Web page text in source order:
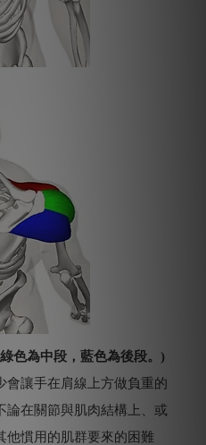
色為中段，藍色為後段。)
會讓手在肩線上方做負重的
論在關節與肌肉結構上、或
他慣用的肌群要來的困難